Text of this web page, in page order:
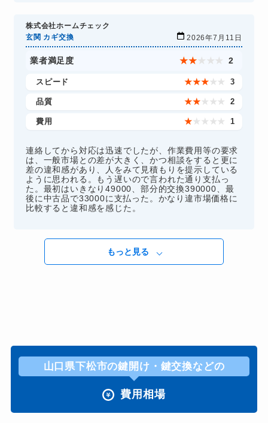
株式会社ホームチェック
玄関 カギ交換
2026年7月11日
業者満足度 ★★ ★ ★ ★ 2
スピード ★★★ ★ ★ 3
品質 ★★ ★ ★ ★ 2
費用 ★ ★ ★ ★ ★ 1
連絡してから対応は迅速でしたが、作業費用等の要求
は、一般市場との差が大きく、かつ相談をすると更に
差の違和感があり、人をみて見積もりを提示している
ように思われる。もう遅いので言われた通り支払っ
た。最初はいきなり49000、部分的交換390000、最
後に中古品で33000に支払った。かなり違市場価格に
比較すると違和感を感じた。
もっと見る
山口県下松市の鍵開け・鍵交換などの
費用相場